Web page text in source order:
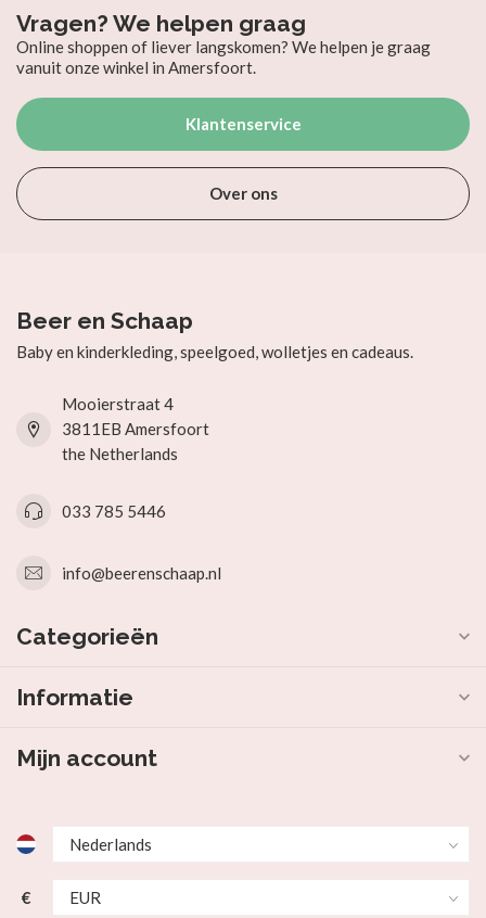
Vragen? We helpen graag
Online shoppen of liever langskomen? We helpen je graag
vanuit onze winkel in Amersfoort.
Klantenservice
Over ons
Beer en Schaap
Baby en kinderkleding, speelgoed, wolletjes en cadeaus.
Mooierstraat 4
3811EB Amersfoort
the Netherlands
033 785 5446
info@beerenschaap.nl
Categorieën
Informatie
Mijn account
€